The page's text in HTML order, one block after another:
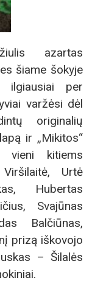
azartas
šiame šokyje
ilgiausiai per
varžėsi dėl
originalių
ir „Mikitos“
vieni kitiems
Urtė
Hubertas
Svajūnas
Balčiūnas,
prizą iškovojo
– Šilalės